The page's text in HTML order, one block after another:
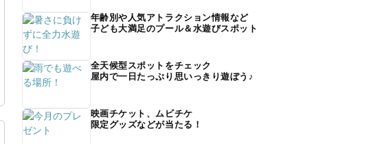
年齢別や人気アトラクション情報など
子ども大満足のプール＆水遊びスポット
全天候型スポットをチェック
屋内で一日たっぷり思いっきり遊ぼう♪
映画チケット、ムビチケ
限定グッズなどが当たる！